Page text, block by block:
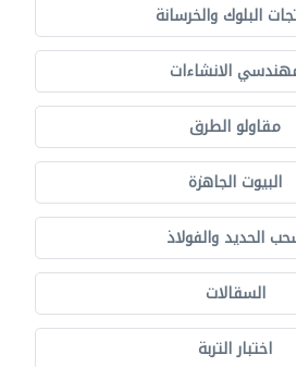
البلوك والخرسانة
الانشاءات
مقاولو الطرق
البيوت الجاهزة
الحديد والفولاذ
السقالات
اختبار التربة